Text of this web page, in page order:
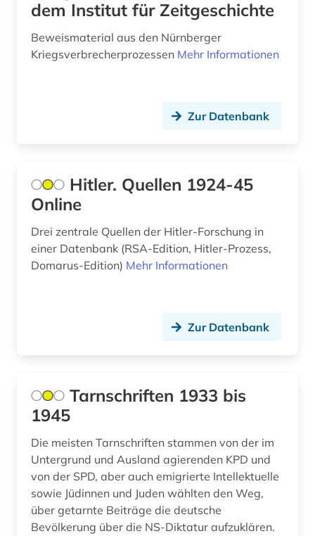
dem Institut für Zeitgeschichte
Beweismaterial aus den Nürnberger
Kriegsverbrecherprozessen Mehr Informationen
Zur Datenbank
Hitler. Quellen 1924-45
Online
Drei zentrale Quellen der Hitler-Forschung in
einer Datenbank (RSA-Edition, Hitler-Prozess,
Domarus-Edition) Mehr Informationen
Zur Datenbank
Tarnschriften 1933 bis
1945
Die meisten Tarnschriften stammen von der im
Untergrund und Ausland agierenden KPD und
von der SPD, aber auch emigrierte Intellektuelle
sowie Jüdinnen und Juden wählten den Weg,
über getarnte Beiträge die deutsche
Bevölkerung über die NS-Diktatur aufzuklären.